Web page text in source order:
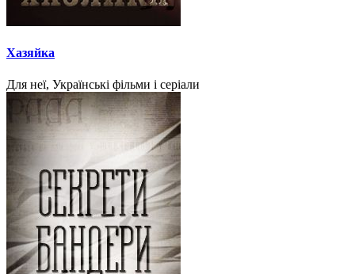
Хазяйка
Для неї, Українські фільми і серіали